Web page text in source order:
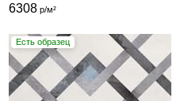
6308р/м²
Есть образец